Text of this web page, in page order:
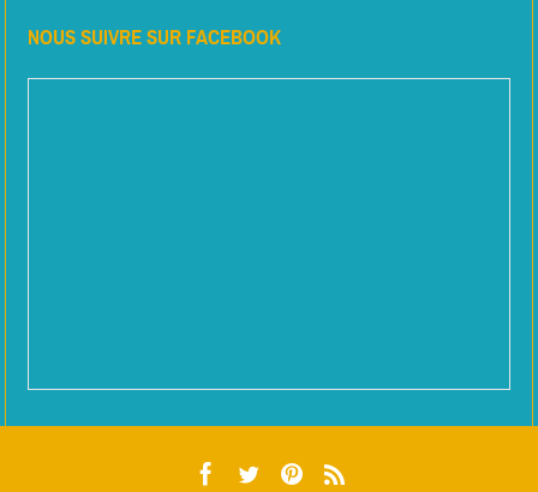
NOUS SUIVRE SUR FACEBOOK